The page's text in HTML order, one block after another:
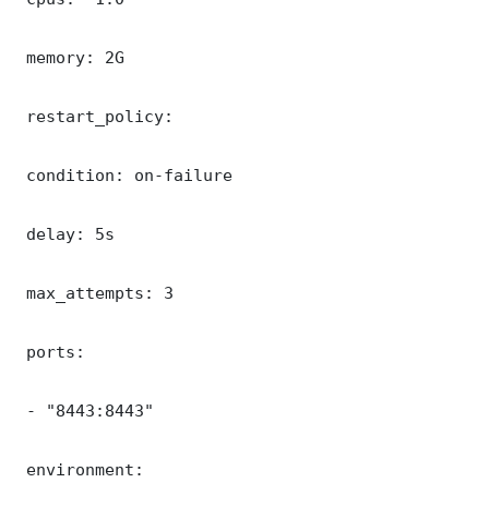
memory: 2G
restart_policy:
condition: on-failure
delay: 5s
max_attempts: 3
ports:
- "8443:8443"
environment: